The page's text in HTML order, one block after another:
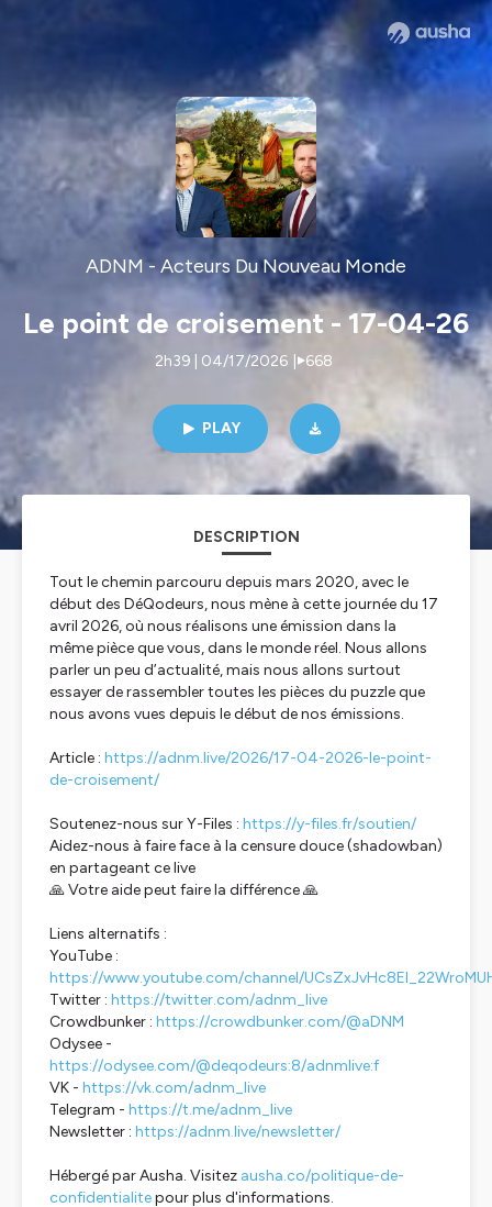
ADNM - Acteurs Du Nouveau Monde
Le point de croisement - 17-04-26
2h39 | 04/17/2026 668
PLAY
DESCRIPTION
Tout le chemin parcouru depuis mars 2020, avec le
début des DéQodeurs, nous mène à cette journée du 17
avril 2026, où nous réalisons une émission dans la
même pièce que vous, dans le monde réel. Nous allons
parler un peu d’actualité, mais nous allons surtout
essayer de rassembler toutes les pièces du puzzle que
nous avons vues depuis le début de nos émissions.
Article : https://adnm.live/2026/17-04-2026-le-point-
de-croisement/
Soutenez-nous sur Y-Files : https://y-files.fr/soutien/
Aidez-nous à faire face à la censure douce (shadowban)
en partageant ce live
🙏 Votre aide peut faire la différence 🙏
Liens alternatifs :
YouTube :
https://www.youtube.com/channel/
Twitter : https://twitter.com/adnm_live
Crowdbunker : https://crowdbunker.com/@aDNM
Odysee -
https://odysee.com/@deqodeurs:8/adnmlive:f
VK - https://vk.com/adnm_live
Telegram - https://t.me/adnm_live
Newsletter : https://adnm.live/newsletter/
Hébergé par Ausha. Visitez ausha.co/politique-de-
confidentialitepour plus d'informations.